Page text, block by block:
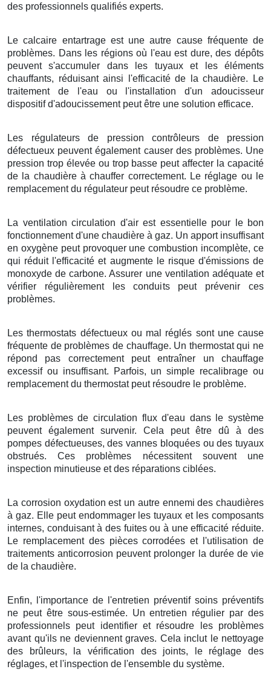
des professionnels qualifiés experts.
Le calcaire entartrage est une autre cause fréquente de
problèmes. Dans les régions où l'eau est dure, des dépôts
peuvent s'accumuler dans les tuyaux et les éléments
chauffants, réduisant ainsi l'efficacité de la chaudière. Le
traitement de l'eau ou l'installation d'un adoucisseur
dispositif d'adoucissement peut être une solution efficace.
Les régulateurs de pression contrôleurs de pression
défectueux peuvent également causer des problèmes. Une
pression trop élevée ou trop basse peut affecter la capacité
de la chaudière à chauffer correctement. Le réglage ou le
remplacement du régulateur peut résoudre ce problème.
La ventilation circulation d'air est essentielle pour le bon
fonctionnement d'une chaudière à gaz. Un apport insuffisant
en oxygène peut provoquer une combustion incomplète, ce
qui réduit l'efficacité et augmente le risque d'émissions de
monoxyde de carbone. Assurer une ventilation adéquate et
vérifier régulièrement les conduits peut prévenir ces
problèmes.
Les thermostats défectueux ou mal réglés sont une cause
fréquente de problèmes de chauffage. Un thermostat qui ne
répond pas correctement peut entraîner un chauffage
excessif ou insuffisant. Parfois, un simple recalibrage ou
remplacement du thermostat peut résoudre le problème.
Les problèmes de circulation flux d'eau dans le système
peuvent également survenir. Cela peut être dû à des
pompes défectueuses, des vannes bloquées ou des tuyaux
obstrués. Ces problèmes nécessitent souvent une
inspection minutieuse et des réparations ciblées.
La corrosion oxydation est un autre ennemi des chaudières
à gaz. Elle peut endommager les tuyaux et les composants
internes, conduisant à des fuites ou à une efficacité réduite.
Le remplacement des pièces corrodées et l'utilisation de
traitements anticorrosion peuvent prolonger la durée de vie
de la chaudière.
Enfin, l'importance de l'entretien préventif soins préventifs
ne peut être sous-estimée. Un entretien régulier par des
professionnels peut identifier et résoudre les problèmes
avant qu'ils ne deviennent graves. Cela inclut le nettoyage
des brûleurs, la vérification des joints, le réglage des
réglages, et l'inspection de l'ensemble du système.